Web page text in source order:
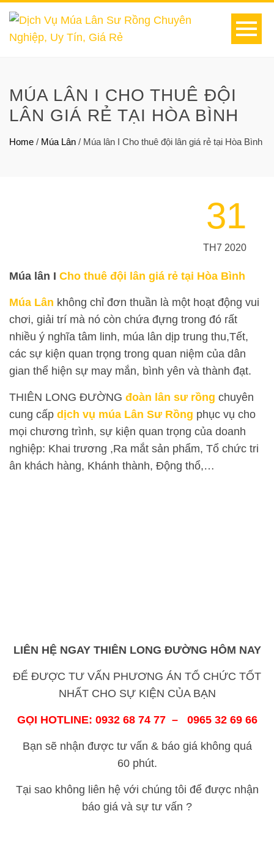
MÚA LÂN I CHO THUÊ ĐỘI
LÂN GIÁ RẺ TẠI HÒA BÌNH
Home / Múa Lân / Múa lân I Cho thuê đội lân giá rẻ tại Hòa Bình
31
TH7 2020
Múa lân I Cho thuê đội lân giá rẻ tại Hòa Bình
Múa Lân không chỉ đơn thuần là một hoạt động vui
chơi, giải trí mà nó còn chứa đựng trong đó rất
nhiều ý nghĩa tâm linh, múa lân dịp trung thu,Tết,
các sự kiện quan trọng trong quan niệm của dân
gian thể hiện sự may mắn, bình yên và thành đạt.
THIÊN LONG ĐƯỜNG đoàn lân sư rồng chuyên
cung cấp dịch vụ múa Lân Sư Rồng phục vụ cho
mọi chương trình, sự kiện quan trọng của doanh
nghiệp: Khai trương ,Ra mắt sản phẩm, Tổ chức tri
ân khách hàng, Khánh thành, Động thổ,…
LIÊN HỆ NGAY THIÊN LONG ĐƯỜNG HÔM NAY
ĐỂ ĐƯỢC TƯ VẤN PHƯƠNG ÁN TỔ CHỨC TỐT
NHẤT CHO SỰ KIỆN CỦA BẠN
GỌI HOTLINE: 0932 68 74 77 – 0965 32 69 66
Bạn sẽ nhận được tư vấn & báo giá không quá
60 phút.
Tại sao không liên hệ với chúng tôi để được nhận
báo giá và sự tư vấn ?